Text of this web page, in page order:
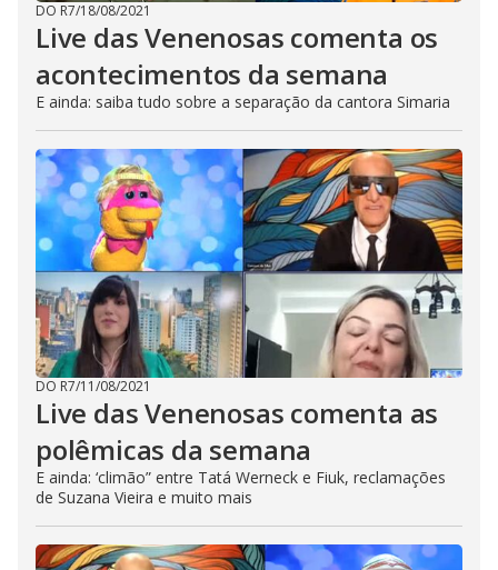
DO R7/18/08/2021
Live das Venenosas comenta os
acontecimentos da semana
E ainda: saiba tudo sobre a separação da cantora Simaria
DO R7/11/08/2021
Live das Venenosas comenta as
polêmicas da semana
E ainda: ‘climão” entre Tatá Werneck e Fiuk, reclamações
de Suzana Vieira e muito mais